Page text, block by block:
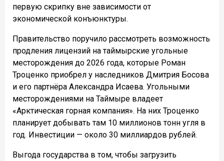
первую скрипку вне зависимости от
экономической конъюнктуры.
Правительство поручило рассмотреть возможность
продления лицензий на таймырские угольные
месторождения до 2026 года, которые Роман
Троценко приобрел у наследников Дмитрия Босова
и его партнёра Александра Исаева. Угольными
месторождениями на Таймыре владеет
«Арктическая горная компания». На них Троценко
планирует добывать там 10 миллионов тонн угля в
год. Инвестиции — около 30 миллиардов рублей.
Выгода государства в том, чтобы загрузить